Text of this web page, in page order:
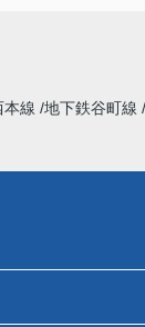
本線 地下鉄谷町線